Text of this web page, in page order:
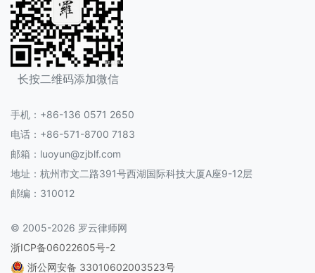
长按二维码添加微信
手机：+86-136 0571 2650
电话：+86-571-8700 7183
邮箱：luoyun@zjblf.com
地址：杭州市文二路391号西湖国际科技大厦A座9-12层
邮编：310012
© 2005-2026 罗云律师网
浙ICP备06022605号-2
浙公网安备 33010602003523号